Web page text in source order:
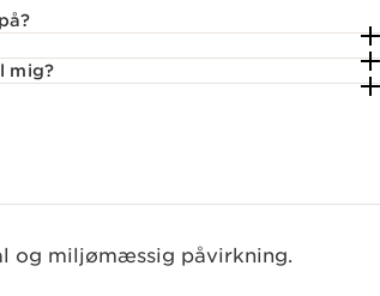
mig?
og miljømæssig påvirkning.